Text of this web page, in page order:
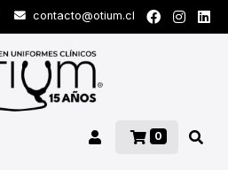
contacto@otium.cl
0